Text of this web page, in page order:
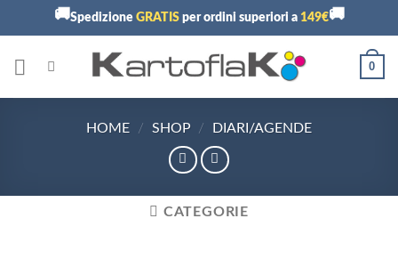
🚚Spedizione GRATISper ordini superiori a 149€🚚
0
HOME / SHOP / DIARI/AGENDE
CATEGORIE